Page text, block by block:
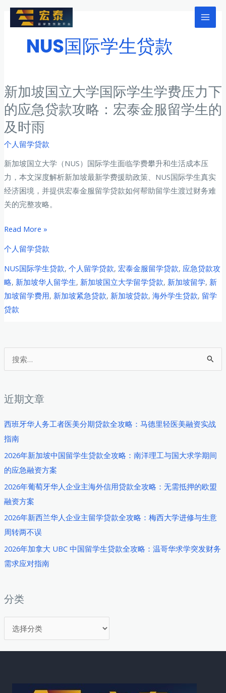
Main
索
近期文章
西班牙华人务工者医美分期贷款全攻略：马德里轻医美融资实战
指南
2026年新加坡中国留学生贷款全攻略：南洋理工与国大求学期间
的应急融资方案
2026年葡萄牙华人企业主海外信用贷款全攻略：无需抵押的欧盟
融资方案
2026年新西兰华人企业主留学贷款全攻略：梅西大学进修与生意
周转两不误
2026年加拿大 UBC 中国留学生贷款全攻略：温哥华求学突发财务
需求应对指南
分类
类
NUS国际学生贷款
新加坡国立大学国际学生学费压力下
的应急贷款攻略：宏泰金服留学生的
及时雨
个人留学贷款
新加坡国立大学（NUS）国际学生面临学费攀升和生活成本压
力，本文深度解析新加坡最新学费援助政策、NUS国际学生真实
经济困境，并提供宏泰金服留学贷款如何帮助留学生渡过财务难
关的完整攻略。
新
坡
国
立
大
学
学
费
压
力
下
应
急
贷
款
攻
略：
金
留
的
及
Read More »
个人留学贷款
NUS国际学生贷款, 个人留学贷款, 宏泰金服留学贷款, 应急贷款攻
略, 新加坡华人留学生, 新加坡国立大学留学贷款, 新加坡留学, 新
加坡留学费用, 新加坡紧急贷款, 新加坡贷款, 海外学生贷款, 留学
贷款